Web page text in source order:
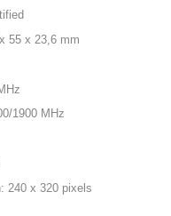
55 x 23,6 mm
1900 MHz
240 x 320 pixels